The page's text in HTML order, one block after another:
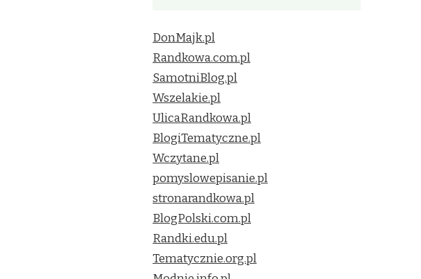
DonMajk.pl
Randkowa.com.pl
SamotniBlog.pl
Wszelakie.pl
UlicaRandkowa.pl
BlogiTematyczne.pl
Wczytane.pl
pomyslowepisanie.pl
stronarandkowa.pl
BlogPolski.com.pl
Randki.edu.pl
Tematycznie.org.pl